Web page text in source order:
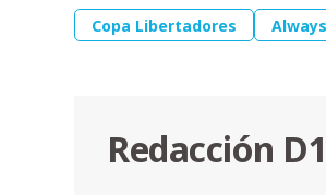
Copa Libertadores
Redacción